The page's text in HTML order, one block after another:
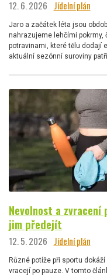
12. 6. 2026 Jídelní plán
Jaro a začátek léta jsou
nahrazujeme lehčími pokrmy,
potravinami, které tělu dodají
aktuální sezónní suroviny
Nevolnost a
jim předejít
12. 5. 2026 Jídelní plán
Různé potíže při sportu
vracejí po pauze. V tomto